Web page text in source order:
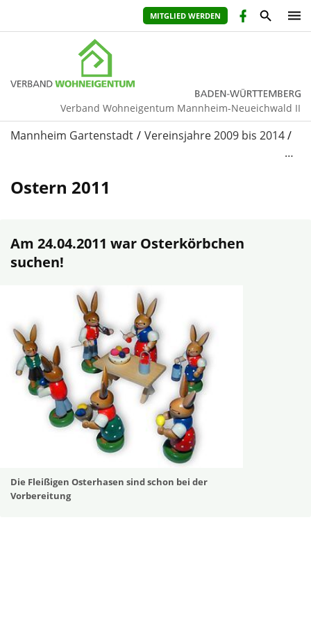
MITGLIED WERDEN
Verband Wohneigentum Mannheim-Neueichwald II
Mannheim Gartenstadt
Vereinsjahre 2009 bis 2014
…
Ostern 2011
Am 24.04.2011 war Osterkörbchen
suchen!
Die Fleißigen Osterhasen sind schon bei der
Vorbereitung